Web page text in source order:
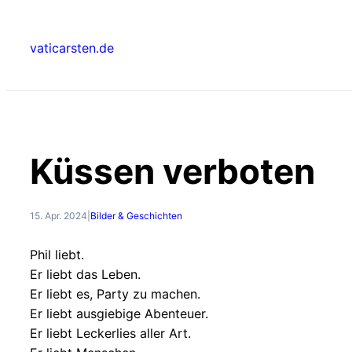
springen
vaticarsten.de
Küssen verboten
15. Apr. 2024 Bilder & Geschichten
Phil liebt.
Er liebt das Leben.
Er liebt es, Party zu machen.
Er liebt ausgiebige Abenteuer.
Er liebt Leckerlies aller Art.